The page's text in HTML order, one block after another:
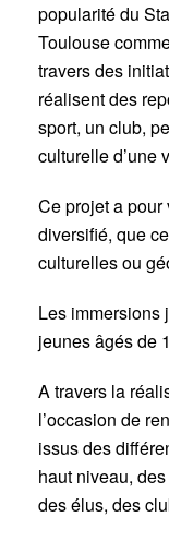
popularité du
Toulouse
travers des
réalisent des
sport, un club,
culturelle d’une
Ce projet a
diversifié, que
culturelles ou
Les immersions
jeunes âgés de
A travers la
l’occasion de
issus des
haut niveau,
des élus, des